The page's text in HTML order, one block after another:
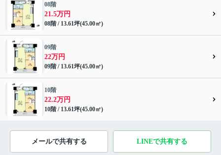
08階
21.5万円
08階 / 13.61坪(45.00㎡)
09階
22万円
09階 / 13.61坪(45.00㎡)
10階
22.2万円
10階 / 13.61坪(45.00㎡)
メールで共有する LINEで共有する